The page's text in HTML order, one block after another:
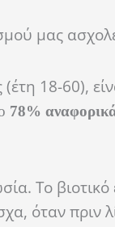
μας
18-60),
78%
Το
όταν πριν